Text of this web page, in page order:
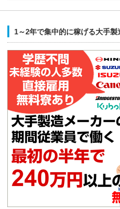
1～2年で集中的に稼げる大手